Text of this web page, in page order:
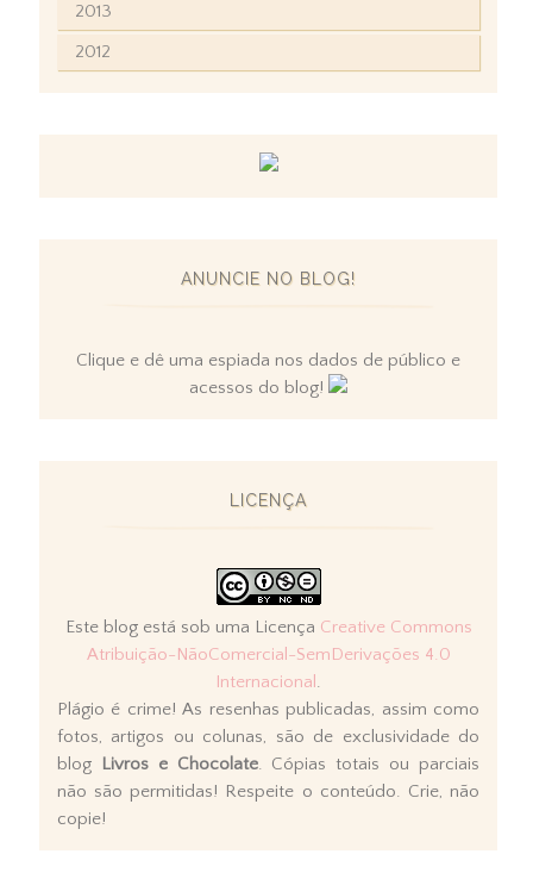
2013
2012
ANUNCIE NO BLOG!
Clique e dê uma espiada nos dados de público e
acessos do blog!
LICENÇA
Este blog está sob uma Licença Creative Commons
Atribuição-NãoComercial-SemDerivações 4.0
Internacional .
Plágio é crime! As resenhas publicadas, assim como
fotos, artigos ou colunas, são de exclusividade do
blog Livros e Chocolate. Cópias totais ou parciais
não são permitidas! Respeite o conteúdo. Crie, não
copie!